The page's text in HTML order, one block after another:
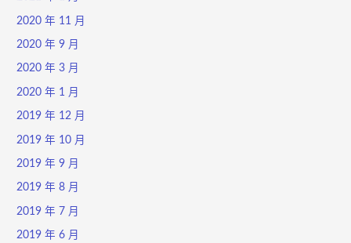
2020 年 11 月
2020 年 9 月
2020 年 3 月
2020 年 1 月
2019 年 12 月
2019 年 10 月
2019 年 9 月
2019 年 8 月
2019 年 7 月
2019 年 6 月